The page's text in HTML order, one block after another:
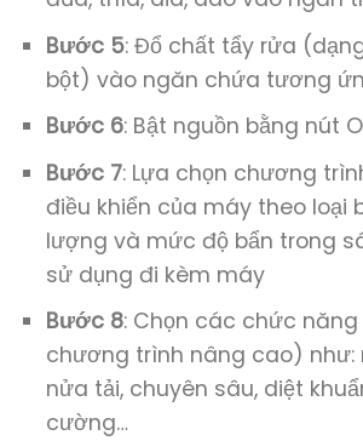
Bước 5: Đổ chất tẩy rửa
bột) vào ngăn chứa tương
Bước 6: Bật nguồn bằng nút
Bước 7: Lựa chọn chương
điều khiển của máy theo loại
lượng và mức độ bẩn trong
sử dụng đi kèm máy
Bước 8: Chọn các chức
chương trình nâng cao) như:
nửa tải, chuyên sâu, diệt
cường…